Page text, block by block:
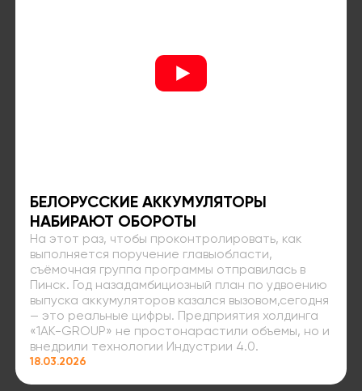
БЕЛОРУССКИЕ АККУМУЛЯТОРЫ
НАБИРАЮТ ОБОРОТЫ
На этот раз, чтобы проконтролировать, как
выполняется поручение главыобласти,
съёмочная группа программы отправилась в
Пинск. Год назадамбициозный план по удвоению
выпуска аккумуляторов казался вызовом,сегодня
— это реальные цифры. Предприятия холдинга
«1AK-GROUP» не простонарастили объемы, но и
внедрили технологии Индустрии 4.0.
18.03.2026